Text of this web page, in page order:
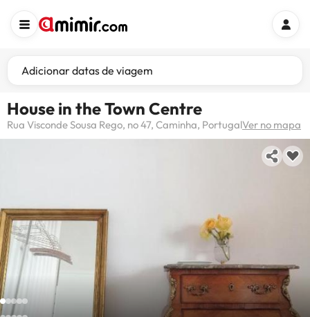
Adicionar datas de viagem
House in the Town Centre
Rua Visconde Sousa Rego, no 47, Caminha, PortugalVer no mapa